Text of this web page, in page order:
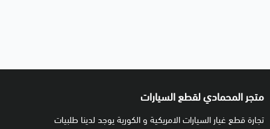
متجر المحمادي لقطع السيارات
تجارة قطع غيار السيارات الامريكية و الكورية يوجد لدينا طلبيات